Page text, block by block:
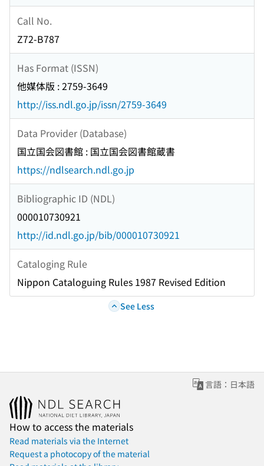
Call No.
Z72-B787
Has Format (ISSN)
他媒体版 : 2759-3649
http://iss.ndl.go.jp/issn/2759-3649
Data Provider (Database)
国立国会図書館 : 国立国会図書館蔵書
https://ndlsearch.ndl.go.jp
Bibliographic ID (NDL)
000010730921
http://id.ndl.go.jp/bib/000010730921
Cataloging Rule
Nippon Cataloguing Rules 1987 Revised Edition
See Less
言語：日本語
How to access the materials
Read materials via the Internet
Request a photocopy of the material